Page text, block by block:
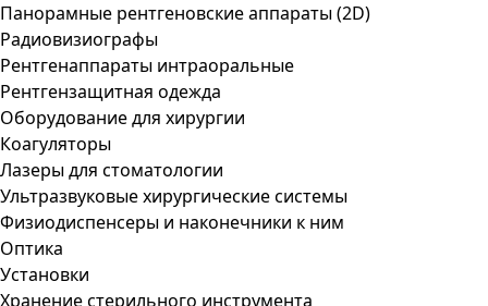
Панорамные рентгеновские аппараты (2D)
Радиовизиографы
Рентгенаппараты интраоральные
Рентгензащитная одежда
Оборудование для хирургии
Коагуляторы
Лазеры для стоматологии
Ультразвуковые хирургические системы
Физиодиспенсеры и наконечники к ним
Оптика
Установки
Хранение стерильного инструмента